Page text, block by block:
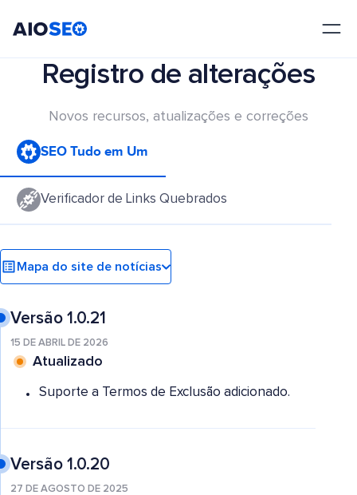
Registro de alterações
Novos recursos, atualizações e correções
SEO Tudo em Um
Verificador de Links Quebrados
Mapa do site de notícias
Versão 1.0.21
15 DE ABRIL DE 2026
Atualizado
Suporte a Termos de Exclusão adicionado.
Versão 1.0.20
27 DE AGOSTO DE 2025